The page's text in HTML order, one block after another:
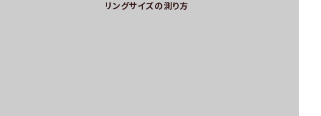
リングサイズの測り方